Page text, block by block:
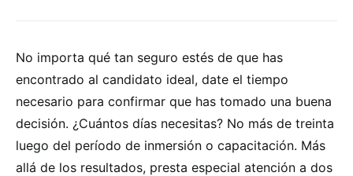
No importa qué tan seguro estés de que has
encontrado al candidato ideal, date el tiempo
necesario para confirmar que has tomado una buena
decisión. ¿Cuántos días necesitas? No más de treinta
luego del período de inmersión o capacitación. Más
allá de los resultados, presta especial atención a dos